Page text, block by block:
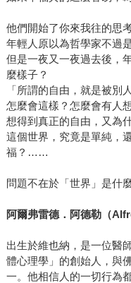
他們開始了你來我往的思
年輕人原以為哲學家不過
但是一夜又一夜過去後，
麼樣子？
「所謂的自由，就是被別
怎麼會這樣？怎麼會有人
想得到真正的自由，又為
這個世界，究竟是單純，
福？……
問題不在於「世界」是什
阿爾弗雷德．阿德勒（
出生於維也納，是一位醫
體心理學」的創始人，與
一。他相信人的一切行為